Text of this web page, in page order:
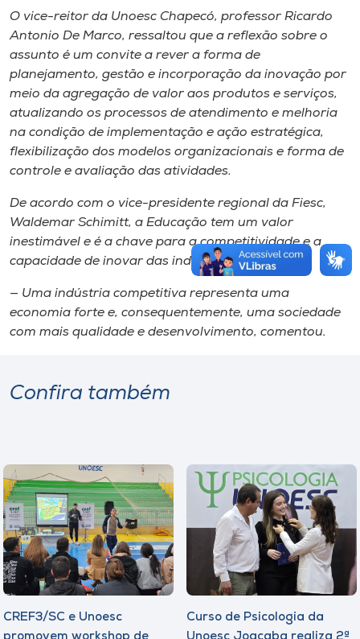
O vice-reitor da Unoesc Chapecó, professor Ricardo
Antonio De Marco, ressaltou que a reflexão sobre o
assunto é um convite a rever a forma de
planejamento, gestão e incorporação da inovação por
meio da agregação de valor aos produtos e serviços,
atualizando os processos de atendimento e melhoria
na condição de implementação e ação estratégica,
flexibilização dos modelos organizacionais e forma de
controle e avaliação das atividades.
De acordo com o vice-presidente regional da Fiesc,
Waldemar Schimitt, a Educação tem um valor
inestimável e é a chave para a competitividade e a
capacidade de inovar das indústrias.
— Uma indústria competitiva representa uma
economia forte e, consequentemente, uma sociedade
com mais qualidade e desenvolvimento, comentou.
Confira também
CREF3/SC e Unoesc
Curso de Psicologia da